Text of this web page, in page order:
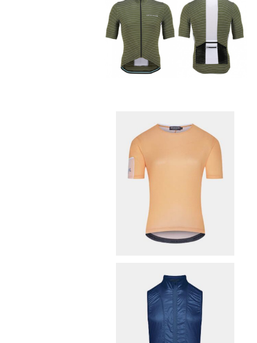
Cafe du cycliste サイクルジ
ャージ ( Francine )
¥20,790
30%OFF
Cafe du Cycliste ( Wome
n'sモデル ) グラベルジャージ （
cafe du cycliste サイクリン
グベスト（ PETRA / Peacock
Blue ）
¥16,170